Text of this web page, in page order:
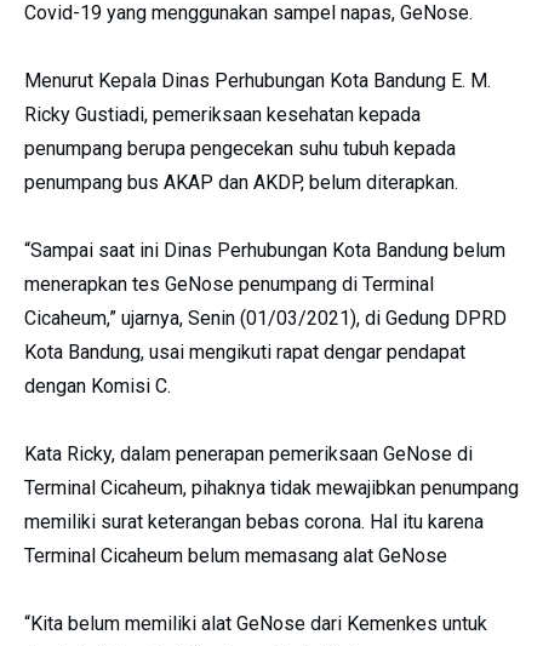
Covid-19 yang menggunakan sampel napas, GeNose.
Menurut Kepala Dinas Perhubungan Kota Bandung E. M.
Ricky Gustiadi, pemeriksaan kesehatan kepada
penumpang berupa pengecekan suhu tubuh kepada
penumpang bus AKAP dan AKDP, belum diterapkan.
“Sampai saat ini Dinas Perhubungan Kota Bandung belum
menerapkan tes GeNose penumpang di Terminal
Cicaheum,” ujarnya, Senin (01/03/2021), di Gedung DPRD
Kota Bandung, usai mengikuti rapat dengar pendapat
dengan Komisi C.
Kata Ricky, dalam penerapan pemeriksaan GeNose di
Terminal Cicaheum, pihaknya tidak mewajibkan penumpang
memiliki surat keterangan bebas corona. Hal itu karena
Terminal Cicaheum belum memasang alat GeNose
“Kita belum memiliki alat GeNose dari Kemenkes untuk